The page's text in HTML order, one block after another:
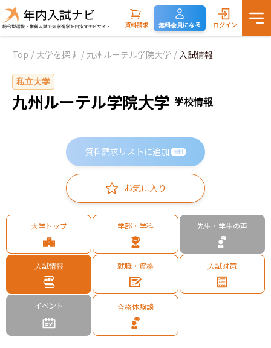
資料請求 無料会員になる ログイン
Top / 大学を探す / 九州ルーテル学院大学 / 入試情報
私立大学
九州ルーテル学院大学 学校情報
資料請求リストに追加 無料
お気に入り
大学トップ 学部・学科 先生・学生の声
入試情報 就職・資格 入試対策
イベント 合格体験談